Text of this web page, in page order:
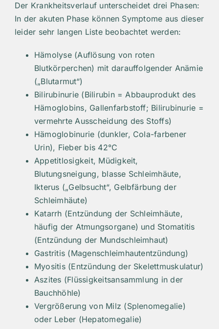
Der Krankheitsverlauf unterscheidet drei Phasen:
In der akuten Phase können Symptome aus dieser
leider sehr langen Liste beobachtet werden:
Hämolyse (Auflösung von roten
Blutkörperchen) mit darauffolgender Anämie
(„Blutarmut“)
Bilirubinurie (Bilirubin = Abbauprodukt des
Hämoglobins, Gallenfarbstoff; Bilirubinurie =
vermehrte Ausscheidung des Stoffs)
Hämoglobinurie (dunkler, Cola-farbener
Urin), Fieber bis 42°C
Appetitlosigkeit, Müdigkeit,
Blutungsneigung, blasse Schleimhäute,
Ikterus („Gelbsucht“, Gelbfärbung der
Schleimhäute)
Katarrh (Entzündung der Schleimhäute,
häufig der Atmungsorgane) und Stomatitis
(Entzündung der Mundschleimhaut)
Gastritis (Magenschleimhautentzündung)
Myositis (Entzündung der Skelettmuskulatur)
Aszites (Flüssigkeitsansammlung in der
Bauchhöhle)
Vergrößerung von Milz (Splenomegalie)
oder Leber (Hepatomegalie)